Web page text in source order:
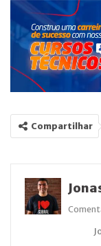
Compartilhar